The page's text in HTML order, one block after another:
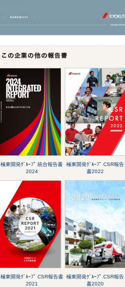
極東開発ｸﾞﾙｰﾌﾟ 統合報告書
2024
極東開発ｸﾞﾙｰﾌﾟ CSR報告
書2022
極東開発ｸﾞﾙｰﾌﾟ CSR報告書
2021
極東開発ｸﾞﾙｰﾌﾟ CSR報告
書2020